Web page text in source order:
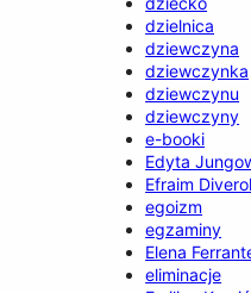
dzielnica
dziewczyna
dziewczynka
dziewczynu
dziewczyny
e-booki
Edyta
Efraim
egoizm
egzaminy
Elena
eliminacje